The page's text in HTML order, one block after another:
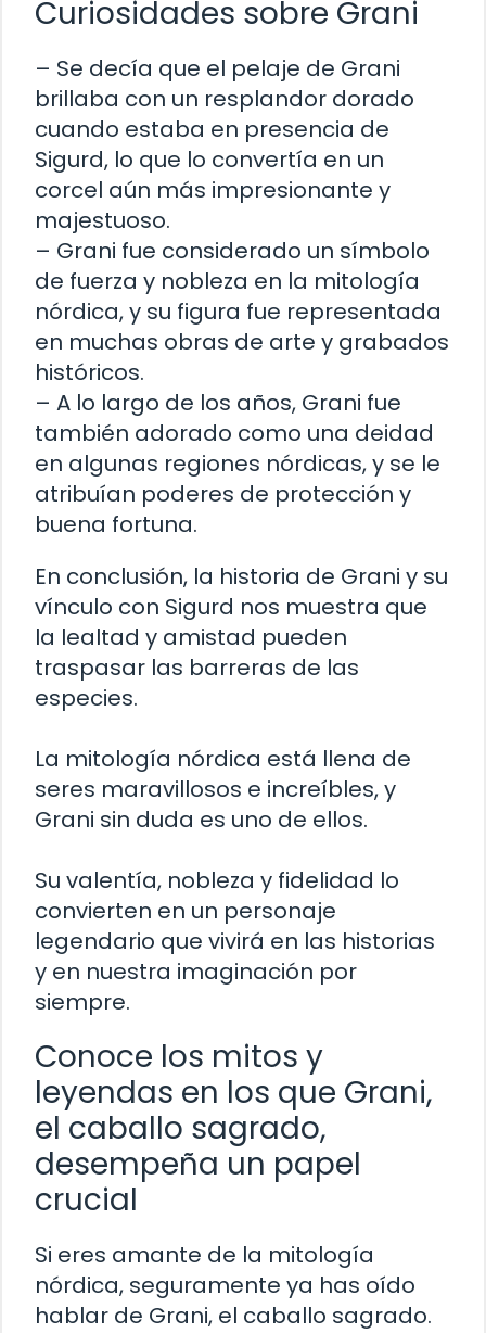
Curiosidades sobre Grani
– Se decía que el pelaje de Grani
brillaba con un resplandor dorado
cuando estaba en presencia de
Sigurd, lo que lo convertía en un
corcel aún más impresionante y
majestuoso.
– Grani fue considerado un símbolo
de fuerza y nobleza en la mitología
nórdica, y su figura fue representada
en muchas obras de arte y grabados
históricos.
– A lo largo de los años, Grani fue
también adorado como una deidad
en algunas regiones nórdicas, y se le
atribuían poderes de protección y
buena fortuna.
En conclusión, la historia de Grani y su
vínculo con Sigurd nos muestra que
la lealtad y amistad pueden
traspasar las barreras de las
especies.
La mitología nórdica está llena de
seres maravillosos e increíbles, y
Grani sin duda es uno de ellos.
Su valentía, nobleza y fidelidad lo
convierten en un personaje
legendario que vivirá en las historias
y en nuestra imaginación por
siempre.
Conoce los mitos y
leyendas en los que Grani,
el caballo sagrado,
desempeña un papel
crucial
Si eres amante de la mitología
nórdica, seguramente ya has oído
hablar de Grani, el caballo sagrado.